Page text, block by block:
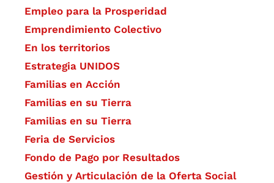
Empleo para la Prosperidad
Emprendimiento Colectivo
En los territorios
Estrategia UNIDOS
Familias en Acción
Familias en su Tierra
Familias en su Tierra
Feria de Servicios
Fondo de Pago por Resultados
Gestión y Articulación de la Oferta Social